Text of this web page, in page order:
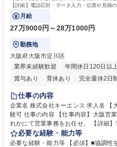
【詳細】電話応対・データ入力・伝票や見積
で発生する事務業務や業務改善をお任せ。
月給
27万9000円～28万1000円
勤務地
大阪府大阪市淀川区
業界未経験歓迎
年間休日120日以
賞与あり
育休あり 完全週休2日制
土日祝休み
仕事の内容
企業名 株式会社キーエンス 求人名 【大阪・京都・滋賀】営業事務 ※未経
験可 仕事の内容 【仕事内容】大阪営業所、京都営業所、滋賀営業所いず
れかにて営業事務をお任せ。 【詳細
の作成・カタログ送付・来客対応・営
善をお任せ。 【教育制度】ご入社後、育成担当とペアになりながらOJTに
必要な経験・能力等
必要な経験・能力等 【必須】■協調性